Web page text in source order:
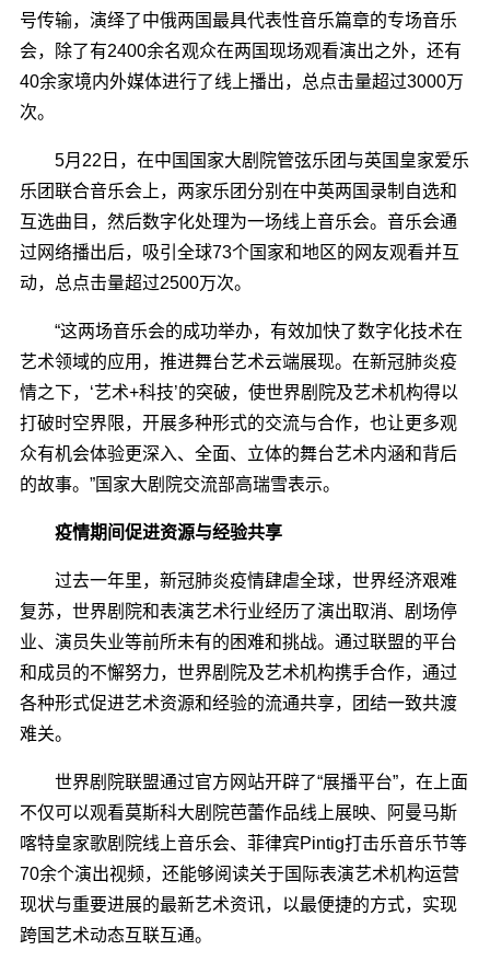
号传输，演绎了中俄两国最具代表性音乐篇章的专场音乐
会，除了有2400余名观众在两国现场观看演出之外，还有
40余家境内外媒体进行了线上播出，总点击量超过3000万
次。
5月22日，在中国国家大剧院管弦乐团与英国皇家爱乐
乐团联合音乐会上，两家乐团分别在中英两国录制自选和
互选曲目，然后数字化处理为一场线上音乐会。音乐会通
过网络播出后，吸引全球73个国家和地区的网友观看并互
动，总点击量超过2500万次。
“这两场音乐会的成功举办，有效加快了数字化技术在
艺术领域的应用，推进舞台艺术云端展现。在新冠肺炎疫
情之下，‘艺术+科技’的突破，使世界剧院及艺术机构得以
打破时空界限，开展多种形式的交流与合作，也让更多观
众有机会体验更深入、全面、立体的舞台艺术内涵和背后
的故事。”国家大剧院交流部高瑞雪表示。
疫情期间促进资源与经验共享
过去一年里，新冠肺炎疫情肆虐全球，世界经济艰难
复苏，世界剧院和表演艺术行业经历了演出取消、剧场停
业、演员失业等前所未有的困难和挑战。通过联盟的平台
和成员的不懈努力，世界剧院及艺术机构携手合作，通过
各种形式促进艺术资源和经验的流通共享，团结一致共渡
难关。
世界剧院联盟通过官方网站开辟了“展播平台”，在上面
不仅可以观看莫斯科大剧院芭蕾作品线上展映、阿曼马斯
喀特皇家歌剧院线上音乐会、菲律宾Pintig打击乐音乐节等
70余个演出视频，还能够阅读关于国际表演艺术机构运营
现状与重要进展的最新艺术资讯，以最便捷的方式，实现
跨国艺术动态互联互通。